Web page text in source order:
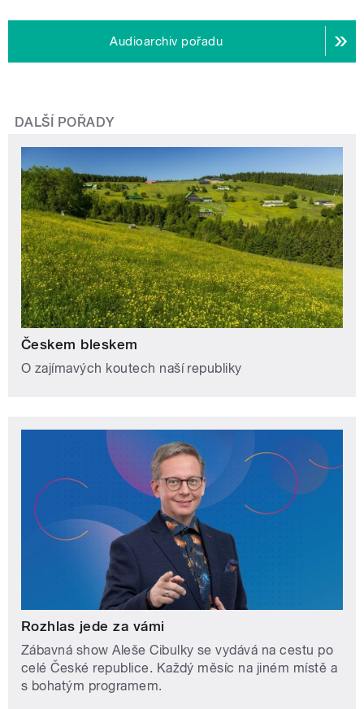
Audioarchiv pořadu
DALŠÍ POŘADY
Českem bleskem
O zajímavých koutech naší republiky
Rozhlas jede za vámi
Zábavná show Aleše Cibulky se vydává na cestu po
celé České republice. Každý měsíc na jiném místě a
s bohatým programem.